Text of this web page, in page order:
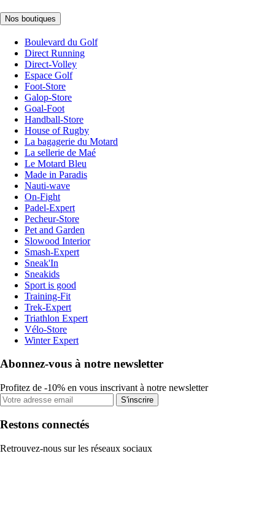
Nos boutiques
Boulevard du Golf
Direct Running
Direct-Volley
Espace Golf
Foot-Store
Galop-Store
Goal-Foot
Handball-Store
House of Rugby
La bagagerie du Motard
La sellerie de Maé
Le Motard Bleu
Made in Paradis
Nauti-wave
On-Fight
Padel-Expert
Pecheur-Store
Pet and Garden
Slowood Interior
Smash-Expert
Sneak'In
Sneakids
Sport is good
Training-Fit
Trek-Expert
Triathlon Expert
Vélo-Store
Winter Expert
Abonnez-vous à notre newsletter
Profitez de -10% en vous inscrivant à notre newsletter
S'inscrire
Restons connectés
Retrouvez-nous sur les réseaux sociaux